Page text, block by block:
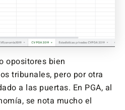
opositores bien
tribunales, pero por otra
a las puertas. En PGA, al
se nota mucho el